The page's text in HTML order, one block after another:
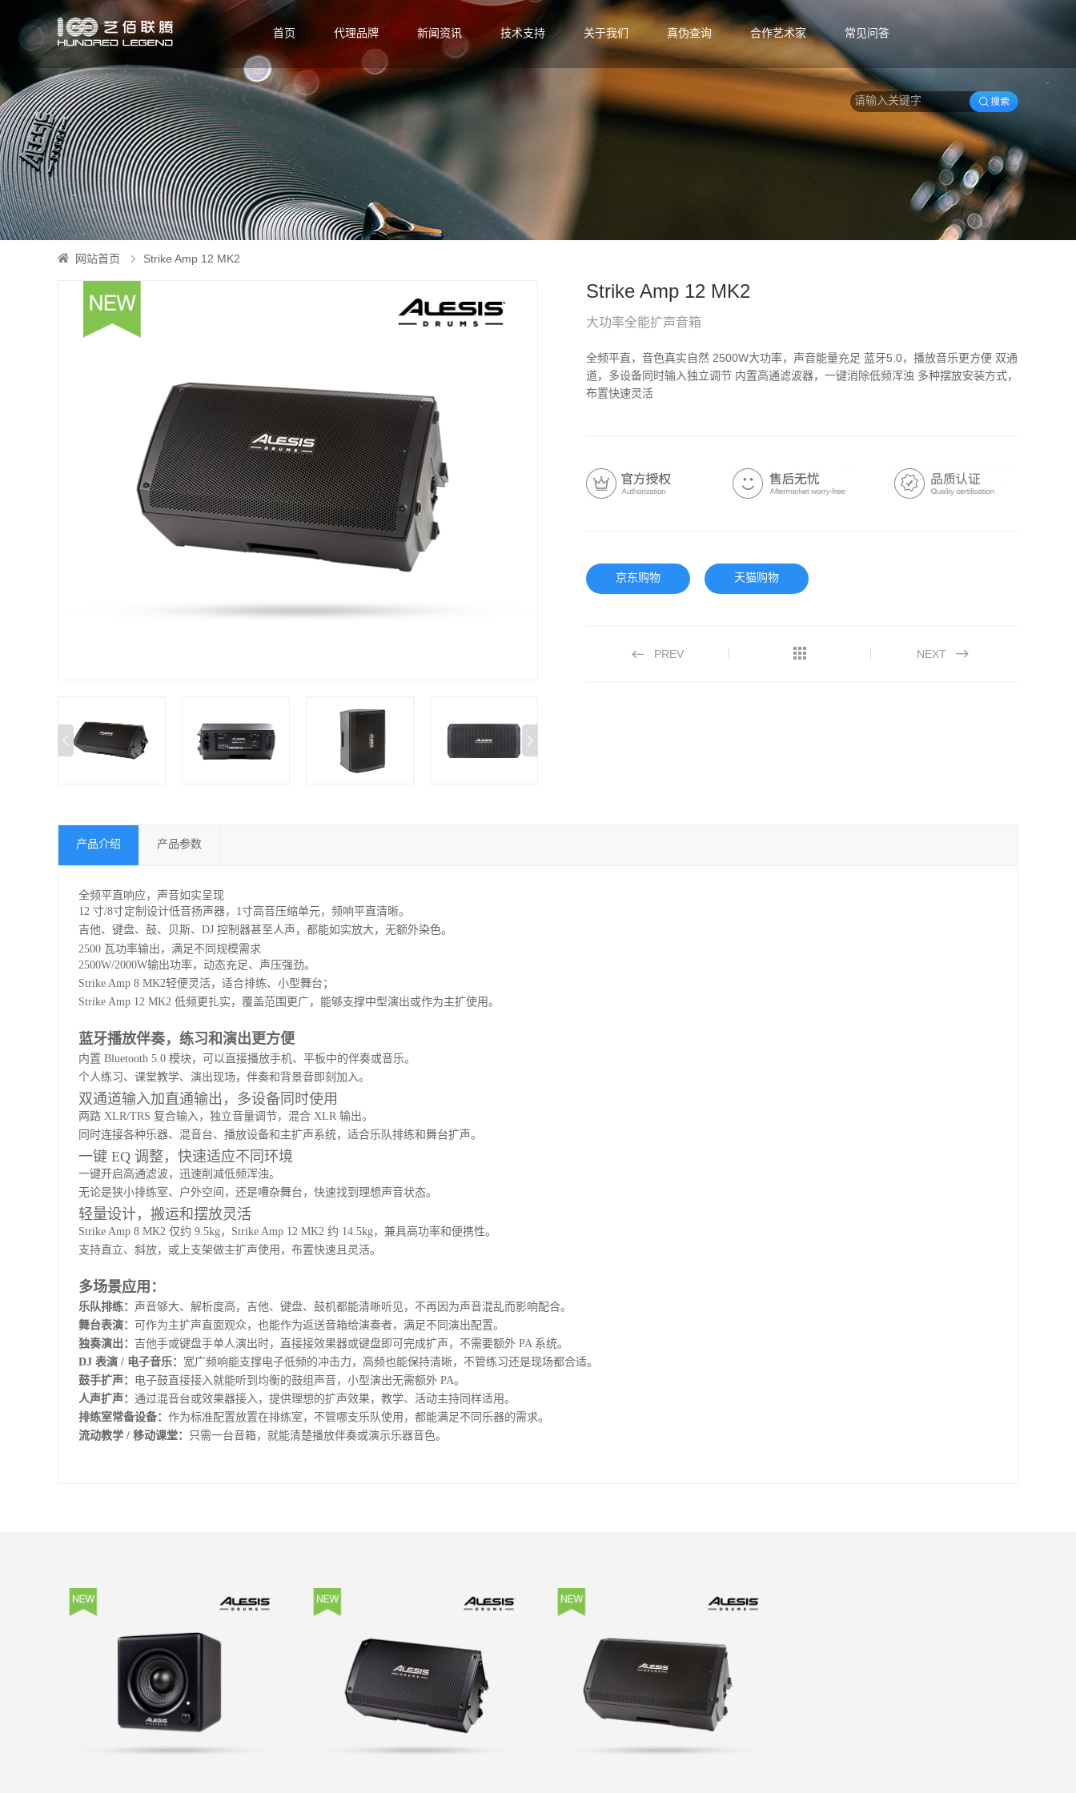
首页 代理品牌 新闻资讯 技术支持 关于我们 真伪查询 合作艺术家 常见问答
网站首页 Strike Amp 12 MK2
Strike Amp 12 MK2
大功率全能扩声音箱
全频平直，音色真实自然 2500W大功率，声音能量充足 蓝牙5.0，播放音乐更方便 双通
道，多设备同时输入独立调节 内置高通滤波器，一键消除低频浑浊 多种摆放安装方式，
布置快速灵活
京东购物 天猫购物
PREV NEXT
产品介绍 产品参数
全频平直响应，声音如实呈现
12 寸/8寸定制设计低音扬声器，1寸高音压缩单元，频响平直清晰。
吉他、键盘、鼓、贝斯、DJ 控制器甚至人声，都能如实放大，无额外染色。
2500 瓦功率输出，满足不同规模需求
2500W/2000W输出功率，动态充足、声压强劲。
Strike Amp 8 MK2轻便灵活，适合排练、小型舞台；
Strike Amp 12 MK2 低频更扎实，覆盖范围更广，能够支撑中型演出或作为主扩使用。
蓝牙播放伴奏，练习和演出更方便
内置 Bluetooth 5.0 模块，可以直接播放手机、平板中的伴奏或音乐。
个人练习、课堂教学、演出现场，伴奏和背景音即刻加入。
双通道输入加直通输出，多设备同时使用
两路 XLR/TRS 复合输入，独立音量调节，混合 XLR 输出。
同时连接各种乐器、混音台、播放设备和主扩声系统，适合乐队排练和舞台扩声。
一键 EQ 调整，快速适应不同环境
一键开启高通滤波，迅速削减低频浑浊。
无论是狭小排练室、户外空间，还是嘈杂舞台，快速找到理想声音状态。
轻量设计，搬运和摆放灵活
Strike Amp 8 MK2 仅约 9.5kg，Strike Amp 12 MK2 约 14.5kg，兼具高功率和便携性。
支持直立、斜放，或上支架做主扩声使用，布置快速且灵活。
多场景应用：
乐队排练： 声音够大、解析度高，吉他、键盘、鼓机都能清晰听见，不再因为声音混乱而影响配合。
舞台表演：
可作为主扩声直面观众，也能作为返送音箱给演奏者，满足不同演出配置。
独奏演出： 吉他手或键盘手单人演出时，直接接效果器或键盘即可完成扩声，不需要额外 PA 系统。
DJ 表演 / 电子音乐： 宽广频响能支撑电子低频的冲击力，高频也能保持清晰，不管练习还是现场都合适。
鼓手扩声： 电子鼓直接接入就能听到均衡的鼓组声音，小型演出无需额外 PA。
人声扩声： 通过混音台或效果器接入，提供理想的扩声效果，教学、活动主持同样适用。
排练室常备设备： 作为标准配置放置在排练室，不管哪支乐队使用，都能满足不同乐器的需求。
流动教学 / 移动课堂：
只需一台音箱，就能清楚播放伴奏或演示乐器音色。